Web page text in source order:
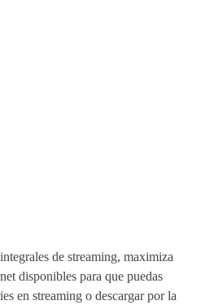
de streaming, maximiza
disponibles para que puedas
en streaming o descargar por la